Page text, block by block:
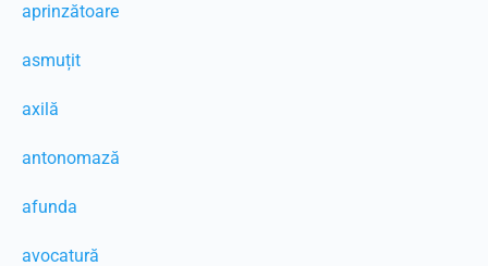
aprinzătoare
asmuțit
axilă
antonomază
afunda
avocatură